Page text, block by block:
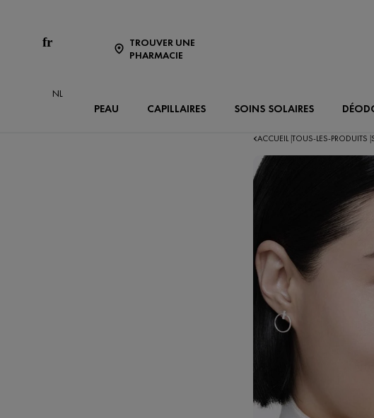
fr
NL
TROUVER UNE
PHARMACIE
PEAU CAPILLAIRES SOINS SOLAIRES
ACCUEIL |TOUS-LES-PRODUITS